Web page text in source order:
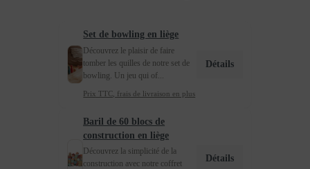
Set de bowling en liège
Découvrez le plaisir de faire
tomber les quilles de notre set de
bowling. Un jeu qui of...
Prix TTC, frais de livraison en plus
Détails
Baril de 60 blocs de
construction en liège
Découvrez la simplicité de la
construction avec notre coffret
Détails